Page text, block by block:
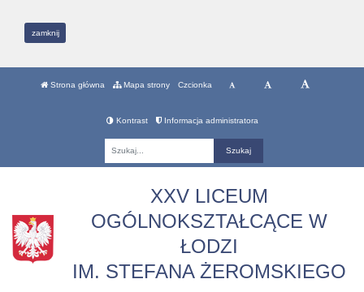
zamknij
Strona główna Mapa strony Czcionka
Kontrast Informacja administratora
XXV LICEUM
OGÓLNOKSZTAŁCĄCE W
ŁODZI
IM. STEFANA ŻEROMSKIEGO